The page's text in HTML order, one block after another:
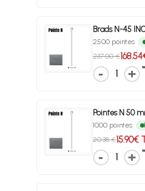
Brads N-45
2500 pointes
237.00 €
1
Pointes N 50
1000 pointes
20.38 €15.90€
1